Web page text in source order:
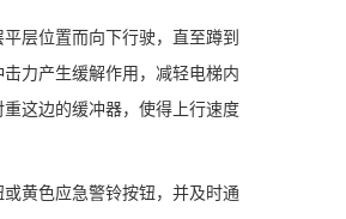
层位置而向下行驶，直至蹲到
力产生缓解作用，减轻电梯内
这边的缓冲器，使得上行速度
黄色应急警铃按钮，并及时通